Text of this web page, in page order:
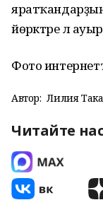
йөрәктәре лә
Фото
Автор: Лилия
Читайте